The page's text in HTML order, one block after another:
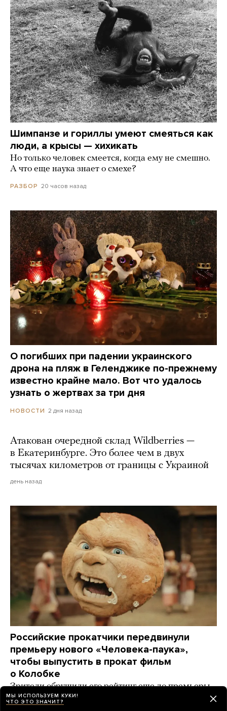
Шимпанзе и гориллы умеют смеяться как
люди, а крысы — хихикать
Но только человек смеется, когда ему не смешно.
А что еще наука знает о смехе?
РАЗБОР 20 часов назад
О погибших при падении украинского
дрона на пляж в Геленджике по-прежнему
известно крайне мало. Вот что удалось
узнать о жертвах за три дня
НОВОСТИ 2 дня назад
Атакован очередной склад Wildberries —
в Екатеринбурге. Это более чем в двух
тысячах километров от границы с Украиной
день назад
Российские прокатчики передвинули
премьеру нового «Человека-паука»,
чтобы выпустить в прокат фильм
о Колобке
Зрители обрушили его рейтинг еще до премьеры.
Озвучивший хлеб Гарик Харламов: «Мне глубоко
***** на Человека-паука, я Бэтмена люблю!»
МЫ ИСПОЛЬЗУЕМ КУКИ!
ЧТО ЭТО ЗНАЧИТ?